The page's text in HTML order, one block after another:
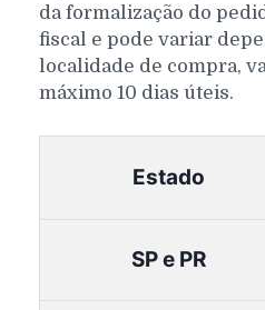
da formalização do
fiscal e pode variar
localidade de compra,
máximo 10 dias úteis.
Estado
SP e PR